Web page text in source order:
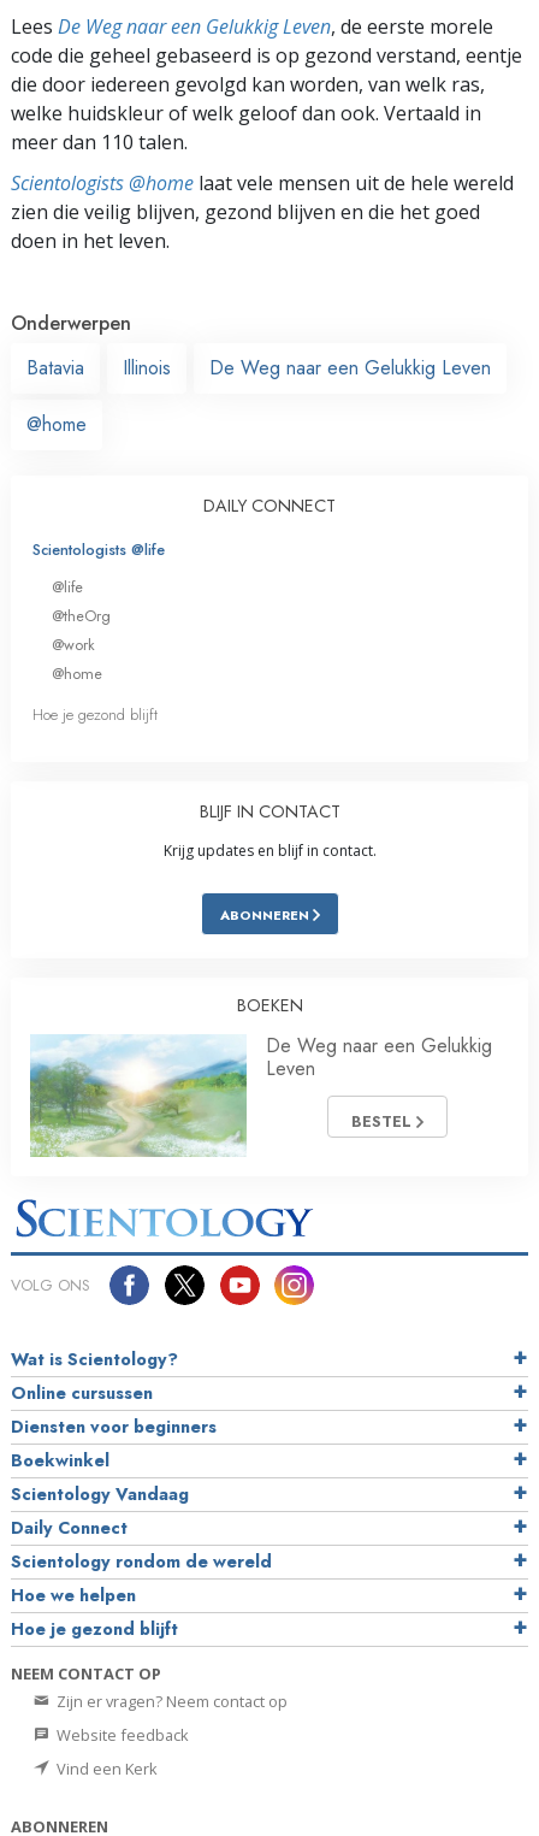
Lees De Weg naar een Gelukkig Leven, de eerste morele
code die geheel gebaseerd is op gezond verstand, eentje
die door iedereen gevolgd kan worden, van welk ras,
welke huidskleur of welk geloof dan ook. Vertaald in
meer dan 110 talen.
Scientologists @home laat vele mensen uit de hele wereld
zien die veilig blijven, gezond blijven en die het goed
doen in het leven.
Onderwerpen
Batavia
Illinois De Weg naar een Gelukkig Leven
@home
DAILY CONNECT
Scientologists @life
@life
@theOrg
@work
@home
Hoe je gezond blijft
BLIJF IN CONTACT
Krijg updates en blijf in contact.
ABONNEREN
BOEKEN
De Weg naar een Gelukkig
Leven
BESTEL
VOLG ONS
Wat is Scientology?
Online cursussen
Diensten voor beginners
Boekwinkel
Scientology Vandaag
Daily Connect
Scientology rondom de wereld
Hoe we helpen
Hoe je gezond blijft
NEEM CONTACT OP
Zijn er vragen? Neem contact op
Website feedback
Vind een Kerk
ABONNEREN